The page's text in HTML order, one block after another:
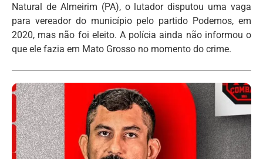
Natural de Almeirim (PA), o lutador disputou uma vaga
para vereador do município pelo partido Podemos, em
2020, mas não foi eleito. A polícia ainda não informou o
que ele fazia em Mato Grosso no momento do crime.